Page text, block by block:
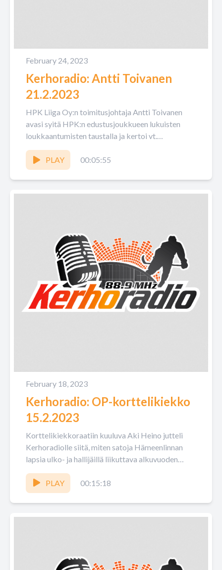
February 24, 2023
Kerhoradio: Antti Toivanen
21.2.2023
HPK Liiga Oy:n toimitusjohtaja Antti Toivanen
avasi syitä HPK:n edustusjoukkueen lukuisten
loukkaantumisten taustalla ja kertoi vt.
urheilujohtajana ensi kauden joukkueen
rakentumisesta.
PLAY 00:05:55
February 18, 2023
Kerhoradio: OP-korttelikiekko
15.2.2023
Korttelikiekkoraatiin kuuluva Aki Heino jutteli
Kerhoradiolle siitä, miten satoja Hämeenlinnan
lapsia ulko- ja hallijäillä liikuttava alkuvuoden
PLAY
00:15:18